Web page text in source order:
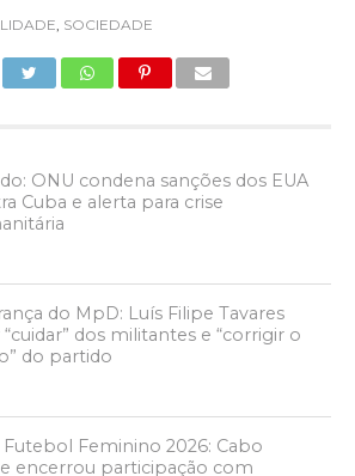
, SOCIEDADE
ONU condena sanções dos EUA
Cuba e alerta para crise
do MpD: Luís Filipe Tavares
“cuidar” dos militantes e “corrigir o
do partido
Futebol Feminino 2026: Cabo
encerrou participação com